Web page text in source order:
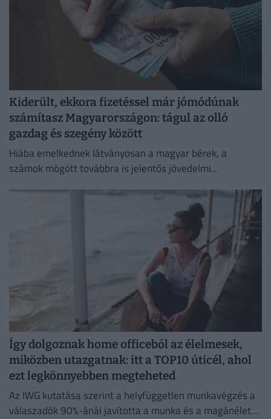
Kiderült, ekkora fizetéssel már jómódúnak
számítasz Magyarországon: tágul az olló
gazdag és szegény között
Hiába emelkednek látványosan a magyar bérek, a
számok mögött továbbra is jelentős jövedelmi
Így dolgoznak home officeból az élelmesek,
miközben utazgatnak: itt a TOP10 úticél, ahol
ezt legkönnyebben megteheted
Az IWG kutatása szerint a helyfüggetlen munkavégzés a
válaszadók 90%-ánál javította a munka és a magánélet